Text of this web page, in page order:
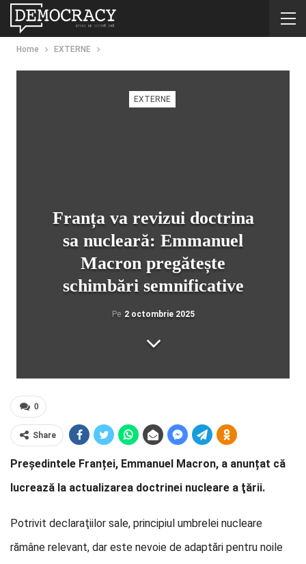
Home EXTERNE
EXTERNE
Franța va revizui doctrina
sa nucleară: Emmanuel
Macron pregătește
schimbări semnificative
Pe 2 octombrie 2025
0
Share
Președintele Franței, Emmanuel Macron, a anunțat că
lucrează la actualizarea doctrinei nucleare a ţării.
Potrivit declaraţiilor sale, principiul umbrelei nucleare
rămâne relevant, dar este nevoie de adaptări pentru noile